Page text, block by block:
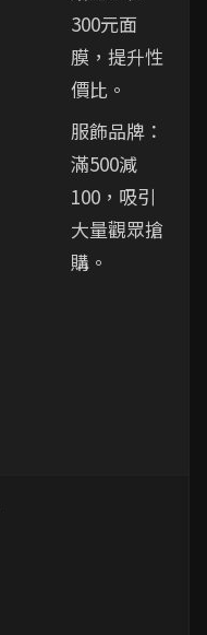
300元面
膜，提升性
價比。
服飾品牌：
滿500減
100，吸引
大量觀眾搶
購。